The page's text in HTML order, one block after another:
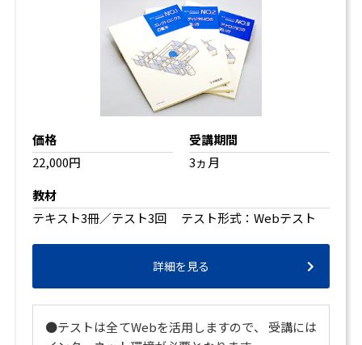
価格
22,000円
受講期間
3ヵ月
教材
テキスト3冊／テスト3回 テスト形式：Webテスト
詳細を見る
●テストは全てWebを活用しますので、 受講には